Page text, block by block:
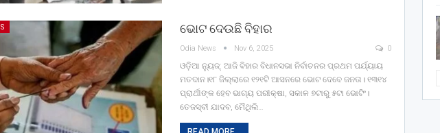
ଭୋଟ ଦେଉଛି ବିହାର
Odia News Nov 6, 2025 0
ଓଡ଼ିଆ ନ୍ୟୁଜ୍: ଆଜି ବିହାର ବିଧାନସଭା ନିର୍ବାଚନର ପ୍ରଥମ ପର୍ଯ୍ୟାୟ
ମତଦାନ।୧୮ ଜିଲ୍ଲାରେ ୧୨୧ଟି ଆସନରେ ଭୋଟ ଦେବେ ଜନତା। ୧୩୧୪
ପ୍ରାର୍ଥୀଙ୍କ ହେବ ଭାଗ୍ୟ ପରୀକ୍ଷା, ସକାଳ ୭ଟାରୁ ୫ଟା ଭୋଟିଂ।
ତେଜସ୍ବୀ ଯାଦବ, ମୈଥିଲି…